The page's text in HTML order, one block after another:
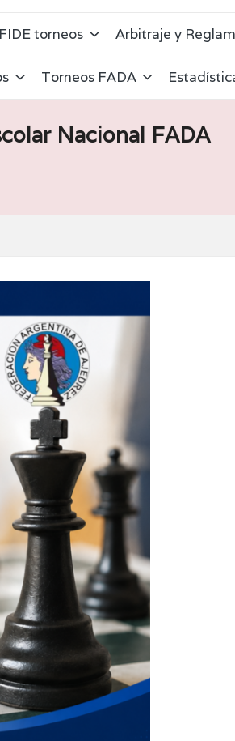
torneos Arbitraje y
Torneos FADA
Nacional FADA